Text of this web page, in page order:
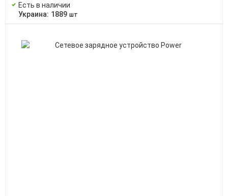
Есть в наличии
Украина: 1889 шт